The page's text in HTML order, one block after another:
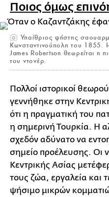
Ποιος όμως
Υπαίθριος ψήστης
Κωνσταντινούπολη του 1855.
James Robertson θεωρείται η
του ντονέρ.
Πολλοί ιστορικοί
γεννήθηκε στην
ότι η πραγματική του
η σημερινή Τουρκία. Η
σχεδόν αδύνατο να
σημείο προέλευσης. Οι
Κεντρικής Ασίας
τους ζώα, εργαλεία και
ψήσιμο μικρών